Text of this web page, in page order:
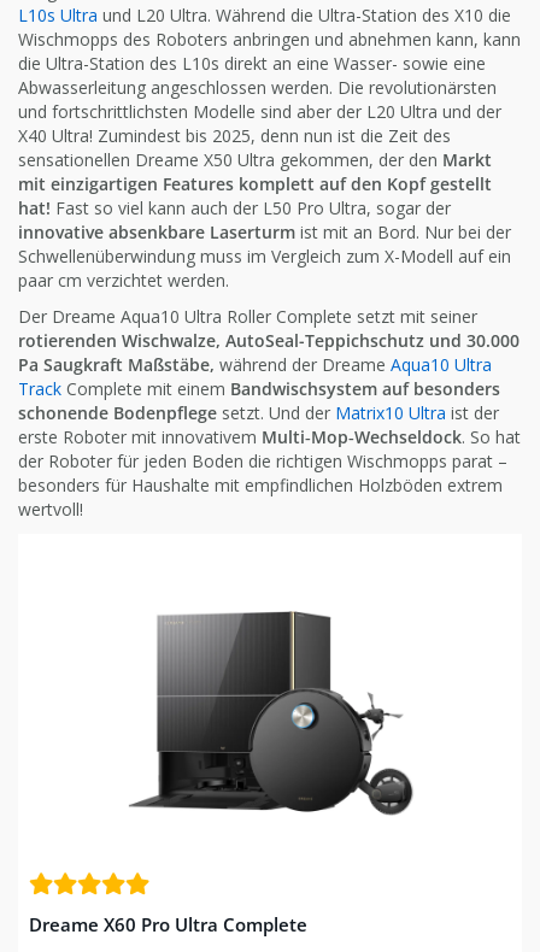
L10s Ultra und L20 Ultra. Während die Ultra-Station des X10 die
Wischmopps des Roboters anbringen und abnehmen kann, kann
die Ultra-Station des L10s direkt an eine Wasser- sowie eine
Abwasserleitung angeschlossen werden. Die revolutionärsten
und fortschrittlichsten Modelle sind aber der L20 Ultra und der
X40 Ultra! Zumindest bis 2025, denn nun ist die Zeit des
sensationellen Dreame X50 Ultra gekommen, der den Markt
mit einzigartigen Features komplett auf den Kopf gestellt
hat! Fast so viel kann auch der L50 Pro Ultra, sogar der
innovative absenkbare Laserturm ist mit an Bord. Nur bei der
Schwellenüberwindung muss im Vergleich zum X-Modell auf ein
paar cm verzichtet werden.
Der Dreame Aqua10 Ultra Roller Complete setzt mit seiner
rotierenden Wischwalze, AutoSeal-Teppichschutz und 30.000
Pa Saugkraft Maßstäbe, während der Dreame Aqua10 Ultra
Track Complete mit einem Bandwischsystem auf besonders
schonende Bodenpflege setzt. Und der Matrix10 Ultra ist der
erste Roboter mit innovativem Multi‑Mop‑Wechseldock. So hat
der Roboter für jeden Boden die richtigen Wischmopps parat –
besonders für Haushalte mit empfindlichen Holzböden extrem
wertvoll!
Dreame X60 Pro Ultra Complete